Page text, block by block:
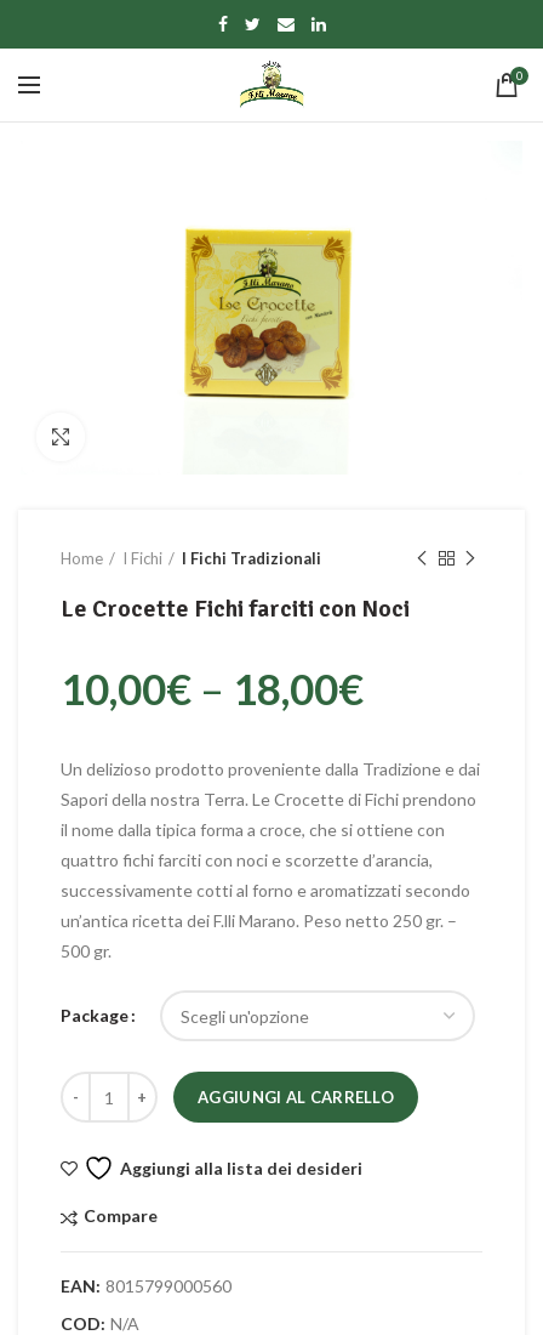
0
Home I Fichi I Fichi Tradizionali
Le Crocette Fichi farciti con Noci
10,00€ – 18,00€
Un delizioso prodotto proveniente dalla Tradizione e dai
Sapori della nostra Terra. Le Crocette di Fichi prendono
il nome dalla tipica forma a croce, che si ottiene con
quattro fichi farciti con noci e scorzette d’arancia,
successivamente cotti al forno e aromatizzati secondo
un’antica ricetta dei F.lli Marano. Peso netto 250 gr. –
500 gr.
Package
Quantità
AGGIUNGI AL CARRELLO
Aggiungi alla lista dei desideri
Compare
EAN: 8015799000560
COD: N/A